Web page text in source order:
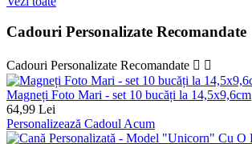
Cadouri Personalizate Recomandate
Cadouri Personalizate Recomandate  
Magneți Foto Mari - set 10 bucăți la 14,5x9,6cm
64,99 Lei
Personalizează Cadoul Acum